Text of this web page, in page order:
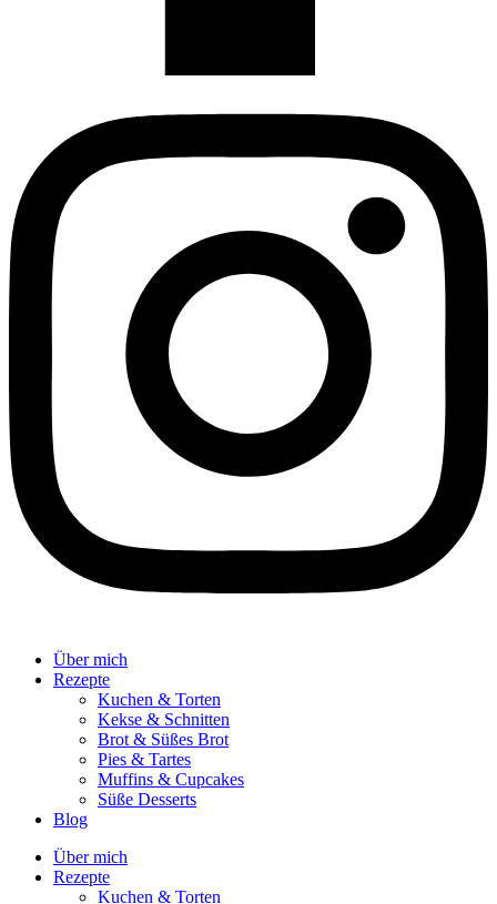
Über mich
Rezepte
Kuchen & Torten
Kekse & Schnitten
Brot & Süßes Brot
Pies & Tartes
Muffins & Cupcakes
Süße Desserts
Blog
Über mich
Rezepte
Kuchen & Torten